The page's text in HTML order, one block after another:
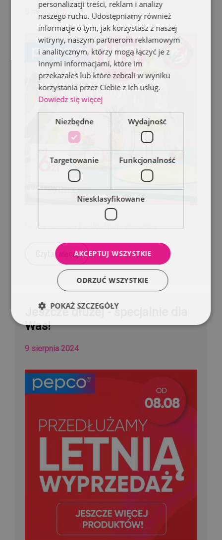
5 maja 2025
Czytaj więcej
Jeszcze dłużej - specjalnie dla
Was!
9 sierpnia 2024
personalizacji treści, reklam i analizy
naszego ruchu. Udostępniamy również
informacje o tym, jak korzystasz z naszej
witryny, naszym partnerom reklamowym
i analitycznym, którzy mogą łączyć je z
innymi informacjami, które im
przekazałeś lub które zebrali w wyniku
korzystania przez Ciebie z ich usług.
Dowiedz się więcej
Niezbędne Wydajność
Targetowanie Funkcjonalność
Niesklasyfikowane
AKCEPTUJ WSZYSTKIE
ODRZUĆ WSZYSTKIE
POKAŻ SZCZEGÓŁY